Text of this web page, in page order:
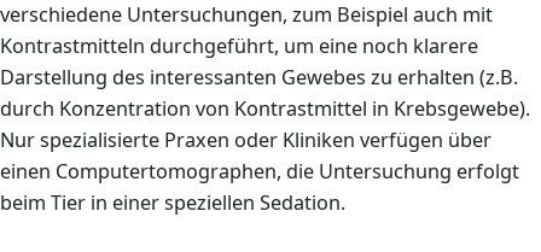
verschiedene Untersuchungen, zum Beispiel auch mit
Kontrastmitteln durchgeführt, um eine noch klarere
Darstellung des interessanten Gewebes zu erhalten (z.B.
durch Konzentration von Kontrastmittel in Krebsgewebe).
Nur spezialisierte Praxen oder Kliniken verfügen über
einen Computertomographen, die Untersuchung erfolgt
beim Tier in einer speziellen Sedation.